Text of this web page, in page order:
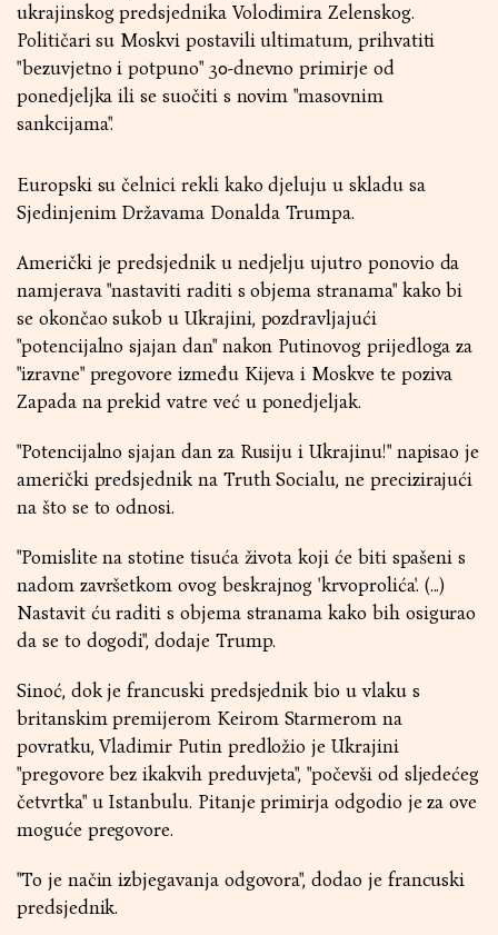
ukrajinskog predsjednika Volodimira Zelenskog.
Političari su Moskvi postavili ultimatum, prihvatiti
"bezuvjetno i potpuno" 30-dnevno primirje od
ponedjeljka ili se suočiti s novim "masovnim
sankcijama".
Europski su čelnici rekli kako djeluju u skladu sa
Sjedinjenim Državama Donalda Trumpa.
Američki je predsjednik u nedjelju ujutro ponovio da
namjerava "nastaviti raditi s objema stranama" kako bi
se okončao sukob u Ukrajini, pozdravljajući
"potencijalno sjajan dan" nakon Putinovog prijedloga za
"izravne" pregovore između Kijeva i Moskve te poziva
Zapada na prekid vatre već u ponedjeljak.
"Potencijalno sjajan dan za Rusiju i Ukrajinu!" napisao je
američki predsjednik na Truth Socialu, ne precizirajući
na što se to odnosi.
"Pomislite na stotine tisuća života koji će biti spašeni s
nadom završetkom ovog beskrajnog 'krvoprolića'. (...)
Nastavit ću raditi s objema stranama kako bih osigurao
da se to dogodi", dodaje Trump.
Sinoć, dok je francuski predsjednik bio u vlaku s
britanskim premijerom Keirom Starmerom na
povratku, Vladimir Putin predložio je Ukrajini
"pregovore bez ikakvih preduvjeta", "počevši od sljedećeg
četvrtka" u Istanbulu. Pitanje primirja odgodio je za ove
moguće pregovore.
"To je način izbjegavanja odgovora", dodao je francuski
predsjednik.